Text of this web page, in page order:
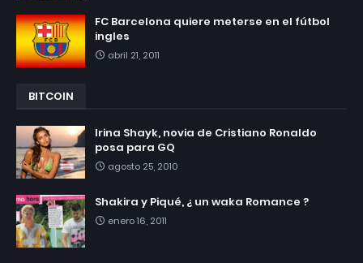
FC Barcelona quiere meterse en el fútbol
ingles
abril 21, 2011
BITCOIN
Irina Shayk, novia de Cristiano Ronaldo
posa para GQ
agosto 25, 2010
Shakira y Piqué, ¿ un waka Romance ?
enero 16, 2011